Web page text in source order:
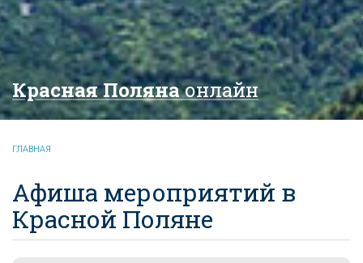
Красная Полянаонлайн
ГЛАВНАЯ
Афиша мероприятий в
Красной Поляне